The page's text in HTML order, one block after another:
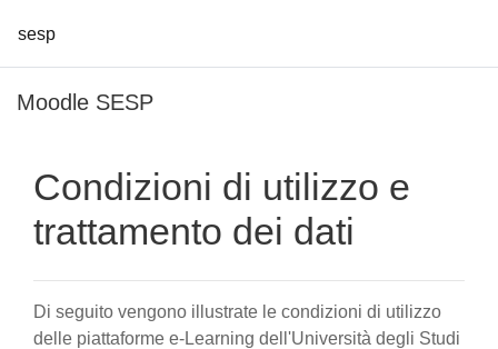
sesp
Moodle SESP
Condizioni di utilizzo e
trattamento dei dati
Di seguito vengono illustrate le condizioni di utilizzo
delle piattaforme e-Learning dell'Università degli Studi